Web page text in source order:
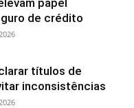
de crédito
títulos de
inconsistências